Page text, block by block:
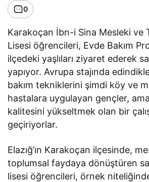
0
Karakoçan İbn-i Sina Mesleki ve
Lisesi öğrencileri, Evde Bakım
ilçedeki yaşlıları ziyaret ederek
yapıyor. Avrupa stajında
bakım tekniklerini şimdi köy ve
hastalara uygulayan gençler,
kalitesini yükseltmek olan bir
geçiriyorlar.
Elazığ’ın Karakoçan ilçesinde,
toplumsal faydaya dönüştüren
lisesi öğrencileri, örnek